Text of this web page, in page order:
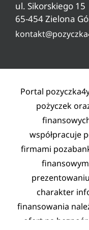
Ryzyko w
Lista partnerów
Polityka
ul. Sikorskiego 15
65-454 Zielona
Portal
pożyczek
współpracuje
firmami
charakter
finansowania
ofert na